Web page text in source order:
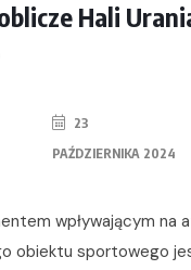
Hali
23
PAŹDZIERNIKA 2024
wpływającym na
obiektu sportowego